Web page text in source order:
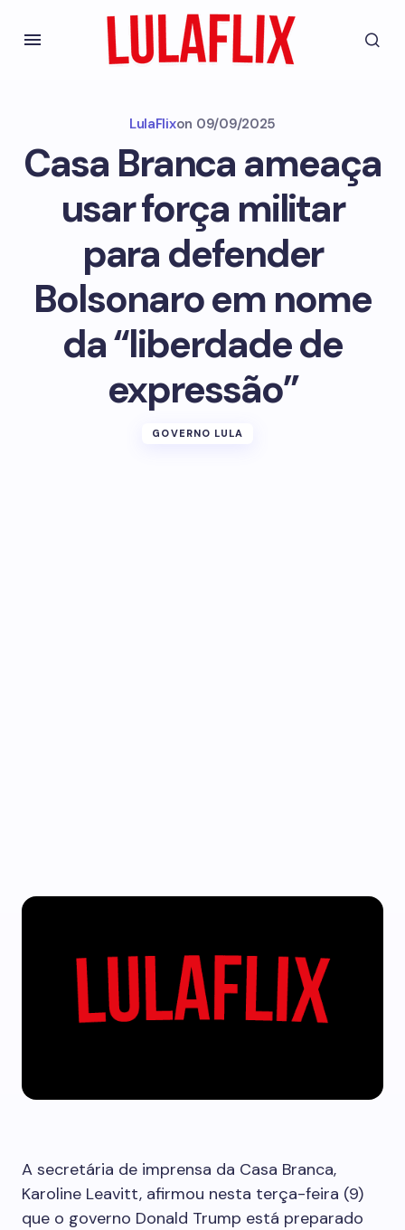
LulaFlixon 09/09/2025
Casa Branca ameaça
usar força militar
para defender
Bolsonaro em nome
da “liberdade de
expressão”
GOVERNO LULA
A secretária de imprensa da Casa Branca,
Karoline Leavitt, afirmou nesta terça-feira (9)
que o governo Donald Trump está preparado